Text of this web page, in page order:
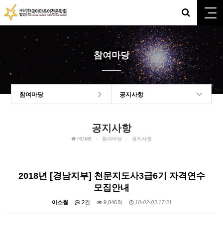
참여마당
참여마당 공지사항
공지사항
HOME 참여마당 공지사항
2018년 [경남지부] 천문지도사3급6기 자격연수
모집안내
이소월 2건 9,846회 18-02-03 17:31